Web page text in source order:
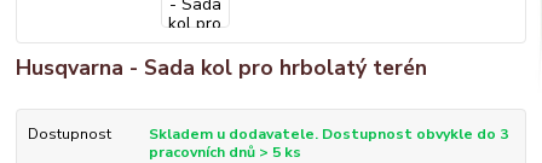
Husqvarna - Sada kol pro hrbolatý terén
Dostupnost
Skladem u dodavatele. Dostupnost obvykle do 3
pracovních dnů > 5 ks